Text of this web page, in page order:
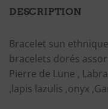
DESCRIPTION
Bracelet sun
bracelets dorés
Pierre de Lune ,
,lapis lazulis ,onyx